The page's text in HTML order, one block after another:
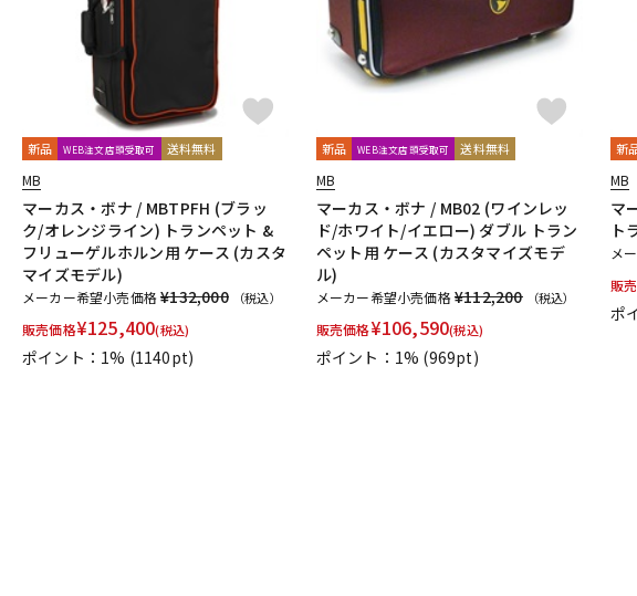
新品 WEB注文店頭受取可 送料無料
MB
マーカス・ボナ / MBTPFH (ブラッ
ク/オレンジライン) トランペット &
フリューゲルホルン用 ケース (カスタ
マイズモデル)
メーカー希望小売価格¥132,000 （税込）
販売価格¥125,400(税込)
ポイント：1% (1140pt)
新品 WEB注文店頭受取可 送料無料
MB
マーカス・ボナ / MB02 (ワインレッ
ド/ホワイト/イエロー) ダブル トラン
ペット用 ケース (カスタマイズモデ
ル)
メーカー希望小売価格¥112,200 （税込）
販売価格¥106,590(税込)
ポイント：1% (969pt)
新
MB
マ
ト
メ
販
ポ